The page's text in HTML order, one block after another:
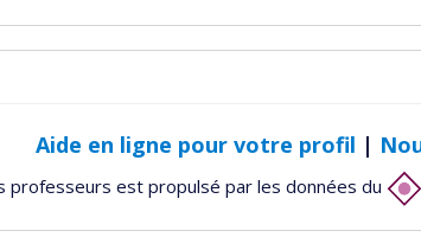
Aide en ligne pour votre profil |
professeurs est propulsé par les données du